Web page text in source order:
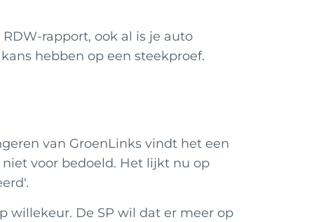
rapport, ook al is je auto
hebben op een steekproef.
van GroenLinks vindt het een
voor bedoeld. Het lijkt nu op
willekeur. De SP wil dat er meer op